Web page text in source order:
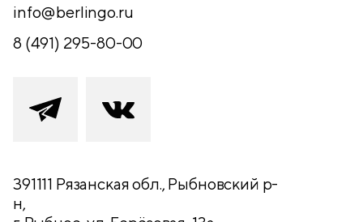
info@berlingo.ru
8 (491) 295-80-00
391111 Рязанская обл., Рыбновский р-
н,